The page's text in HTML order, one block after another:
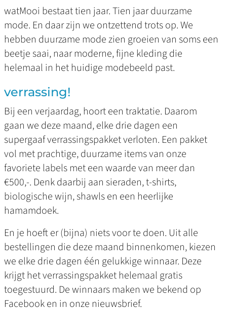
watMooi bestaat tien jaar. Tien jaar duurzame
mode. En daar zijn we ontzettend trots op. We
hebben duurzame mode zien groeien van soms een
beetje saai, naar moderne, fijne kleding die
helemaal in het huidige modebeeld past.
verrassing!
Bij een verjaardag, hoort een traktatie. Daarom
gaan we deze maand, elke drie dagen een
supergaaf verrassingspakket verloten. Een pakket
vol met prachtige, duurzame items van onze
favoriete labels met een waarde van meer dan
€500,-. Denk daarbij aan sieraden, t-shirts,
biologische wijn, shawls en een heerlijke
hamamdoek.
En je hoeft er (bijna) niets voor te doen. Uit alle
bestellingen die deze maand binnenkomen, kiezen
we elke drie dagen één gelukkige winnaar. Deze
krijgt het verrassingspakket helemaal gratis
toegestuurd. De winnaars maken we bekend op
Facebook en in onze nieuwsbrief.